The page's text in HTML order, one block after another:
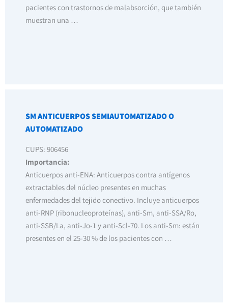
pacientes con trastornos de malabsorción, que también
muestran una …
SM ANTICUERPOS SEMIAUTOMATIZADO O
AUTOMATIZADO
CUPS: 906456
Importancia:
Anticuerpos anti-ENA: Anticuerpos contra antígenos
extractables del núcleo presentes en muchas
enfermedades del tejido conectivo. Incluye anticuerpos
anti-RNP (ribonucleoproteínas), anti-Sm, anti-SSA/Ro,
anti-SSB/La, anti-Jo-1 y anti-Scl-70. Los anti-Sm: están
presentes en el 25-30 % de los pacientes con …